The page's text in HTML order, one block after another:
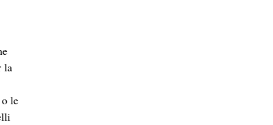
la
le